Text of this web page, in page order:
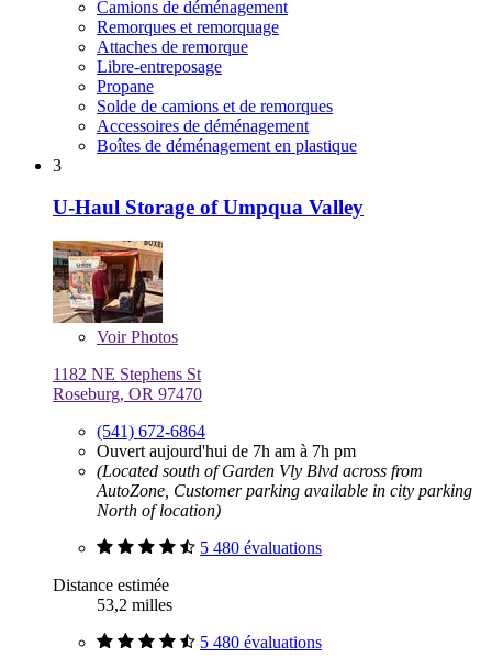
Camions de déménagement
Remorques et remorquage
Attaches de remorque
Libre-entreposage
Propane
Solde de camions et de remorques
Accessoires de déménagement
Boîtes de déménagement en plastique
3
U-Haul Storage of Umpqua Valley
VoirPhotos
1182 NE Stephens St
Roseburg, OR 97470
(541) 672-6864
Ouvert aujourd'hui de 7h am à 7h pm
(Located south of Garden Vly Blvd across from
AutoZone, Customer parking available in city parking
North of location)
5 480 évaluations
Distance estimée
53,2 milles
5 480 évaluations